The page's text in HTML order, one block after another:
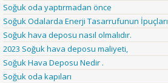
Soğuk oda yaptırmadan önce
Soğuk Odalarda Enerji Tasarrufunun İpuçları
Soğuk hava deposu nasıl olmalıdır.
2023 Soğuk hava deposu maliyeti,
Soğuk Hava Deposu Nedir .
Soğuk oda kapıları